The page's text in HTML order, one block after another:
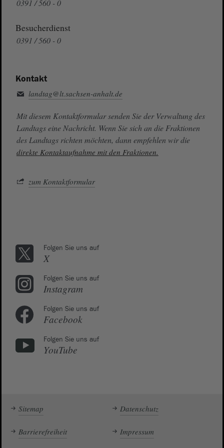
0391 / 560 - 0
Besucherdienst
0391 / 560 - 0
Kontakt
landtag@lt.sachsen-anhalt.de
Mit diesem Kontaktformular senden Sie der Verwaltung des
Landtags eine Nachricht. Wenn Sie sich an die Fraktionen
des Landtags richten möchten, dann empfehlen wir die
direkte Kontaktaufnahme mit den Fraktionen.
zum Kontaktformular
Folgen Sie uns auf
X
Folgen Sie uns auf
Instagram
Folgen Sie uns auf
Facebook
Folgen Sie uns auf
YouTube
Sitemap Datenschutz
Barrierefreiheit Impressum